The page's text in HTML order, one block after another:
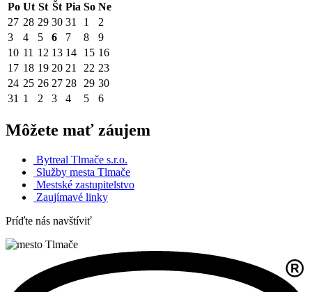
Po Ut St Št Pia So Ne
27 28 29 30 31 1
2
3
4 5 6 7 8
9
10 11 12 13 14 15 16
17 18 19 20 21 22 23
24 25 26 27 28 29 30
31 1 2 3 4 5 6
Môžete mať záujem
Bytreal Tlmače s.r.o.
Služby mesta Tlmače
Mestské zastupitelstvo
Zaujímavé linky
Príďte nás navštíviť